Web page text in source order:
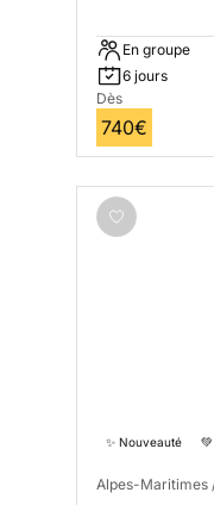
En groupe
6 jours
Dès
740€
✨ Nouveauté
Alpes-Maritimes